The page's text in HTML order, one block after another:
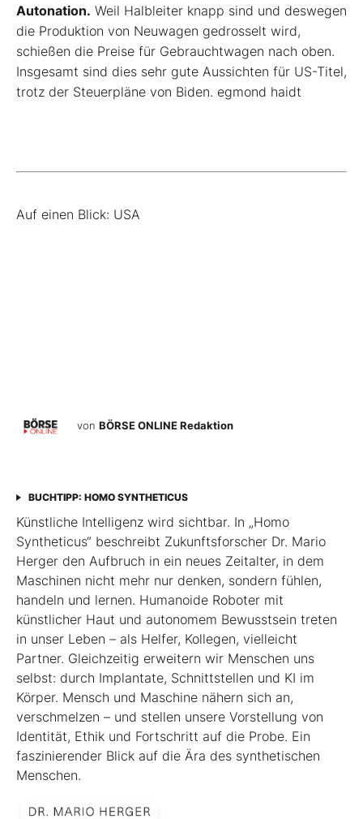
Autonation. Weil Halbleiter knapp sind und deswegen
die Produktion von Neuwagen gedrosselt wird,
schießen die Preise für Gebrauchtwagen nach oben.
Insgesamt sind dies sehr gute Aussichten für US-Titel,
trotz der Steuerpläne von Biden. egmond haidt
Auf einen Blick: USA
von BÖRSE ONLINE Redaktion
BUCHTIPP: HOMO SYNTHETICUS
Künstliche Intelligenz wird sichtbar. In „Homo
Syntheticus“ beschreibt Zukunftsforscher Dr. Mario
Herger den Aufbruch in ein neues Zeitalter, in dem
Maschinen nicht mehr nur denken, sondern fühlen,
handeln und lernen. Humanoide Roboter mit
künstlicher Haut und autonomem Bewusstsein treten
in unser Leben – als Helfer, Kollegen, vielleicht
Partner. Gleichzeitig erweitern wir Menschen uns
selbst: durch Implantate, Schnittstellen und KI im
Körper. Mensch und Maschine nähern sich an,
verschmelzen – und stellen unsere Vorstellung von
Identität, Ethik und Fortschritt auf die Probe. Ein
faszinierender Blick auf die Ära des synthetischen
Menschen.